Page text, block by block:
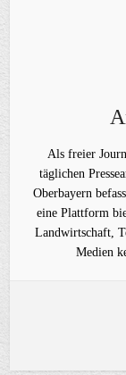
Als freier
täglichen
Oberbayern
eine Plattform
Landwirtschaft,
Medien